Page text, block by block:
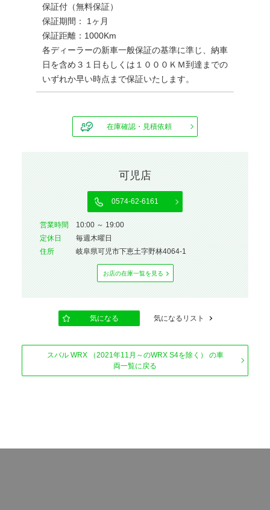
保証付（無料保証）
保証期間： 1ヶ月
保証距離：1000Km
各ディーラーの新車一般保証の基準に準じ、納車
日を含め３１日もしくは１０００ＫＭ到達までの
いずれか早い時点まで保証いたします。
在庫確認・見積依頼
可児店
0574-62-6161
営業時間
10:00 ～ 19:00
定休⽇
毎週木曜日
住所
岐阜県可児市下恵土字野林4064-1
お店の在庫⼀覧を⾒る
気になる 気になるリスト
スバル WRX （2021年11月～のWRX S4を除く） の車
両一覧に戻る